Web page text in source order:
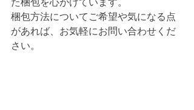
た梱包を心がけています。
梱包方法についてご希望や気になる点
があれば、お気軽にお問い合わせくだ
さい。